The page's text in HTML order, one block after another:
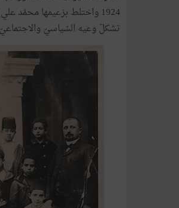
1924 واختلط بزعيمها محمّد
تشكلّ وعيه السّياسيّ